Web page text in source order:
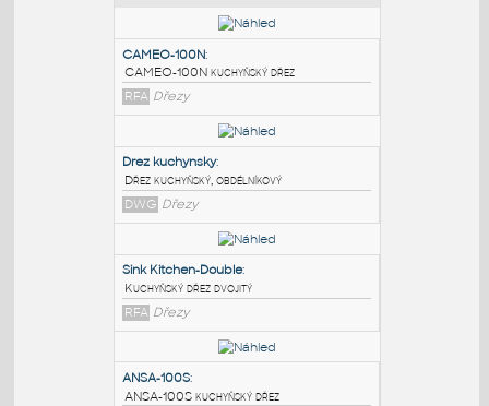
PODOBNÉ BLOKY:
CAMEO-100N:
CAMEO-100N kuchyňský dřez
RFA Dřezy
Drez kuchynsky:
Dřez kuchyňský, obdélníkový
DWG Dřezy